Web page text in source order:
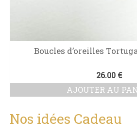
Boucles d’oreilles
26.00 €
AJOUTER AU
Nos idées Cadeau